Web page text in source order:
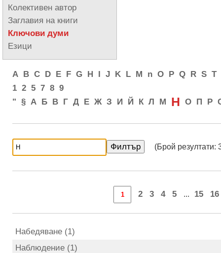
Колективен автор
Заглавия на книги
Ключови думи
Езици
A B C D E F G H I J K L M n O P Q R S T
1 2 5 7 8 9
" § А Б В Г Д Е Ж З И Й К Л М Н О П Р
(Брой резултати:
2 3 4 5 ... 15 16
Набедяване (1)
Наблюдение (1)